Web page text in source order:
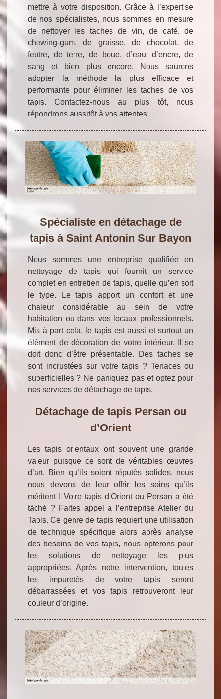
mettre à votre disposition. Grâce à l’expertise
de nos spécialistes, nous sommes en mesure
de nettoyer les taches de vin, de café, de
chewing-gum, de graisse, de chocolat, de
feutre, de terre, de boue, d’eau, d’encre, de
sang et bien plus encore. Nous saurons
adopter la méthode la plus efficace et
performante pour éliminer les taches de vos
tapis. Contactez-nous au plus tôt, nous
répondrons aussitôt à vos attentes.
Spécialiste en détachage de
tapis à Saint Antonin Sur Bayon
Nous sommes une entreprise qualifiée en
nettoyage de tapis qui fournit un service
complet en entretien de tapis, quelle qu’en soit
le type. Le tapis apport un confort et une
chaleur considérable au sein de votre
habitation ou dans vos locaux professionnels.
Mis à part cela, le tapis est aussi et surtout un
élément de décoration de votre intérieur. Il se
doit donc d’être présentable. Des taches se
sont incrustées sur votre tapis ? Tenaces ou
superficielles ? Ne paniquez pas et optez pour
nos services de détachage de tapis.
Détachage de tapis Persan ou
d’Orient
Les tapis orientaux ont souvent une grande
valeur puisque ce sont de véritables œuvres
d’art. Bien qu’ils soient réputés solides, nous
nous devons de leur offrir les soins qu’ils
méritent ! Votre tapis d’Orient ou Persan a été
tâché ? Faites appel à l’entreprise Atelier du
Tapis. Ce genre de tapis requiert une utilisation
de technique spécifique alors après analyse
des besoins de vos tapis, nous opterons pour
les solutions de nettoyage les plus
appropriées. Après notre intervention, toutes
les impuretés de votre tapis seront
débarrassées et vos tapis retrouveront leur
couleur d’origine.